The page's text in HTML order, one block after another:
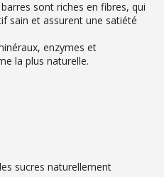
sont riches en fibres, qui
sain et assurent une satiété
enzymes et
la plus naturelle.
sucres naturellement